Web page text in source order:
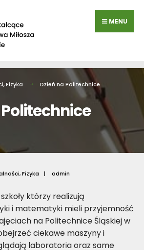
MENU
,Fizyka
Dzień na Politechnice
,Fizyka | admin
którzy realizują
i matematyki mieli przyjemność
na Politechnice Śląskiej w
ciekawe maszyny i
laboratoria oraz same